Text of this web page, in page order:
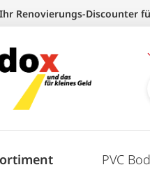
Renovierungs-Discounter
PVC